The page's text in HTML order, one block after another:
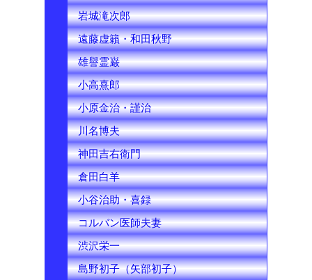
岩城滝次郎
遠藤虚籟・和田秋野
雄譽霊巌
小高熹郎
小原金治・謹治
川名博夫
神田吉右衛門
倉田白羊
小谷治助・喜録
コルバン医師夫妻
渋沢栄一
島野初子（矢部初子）